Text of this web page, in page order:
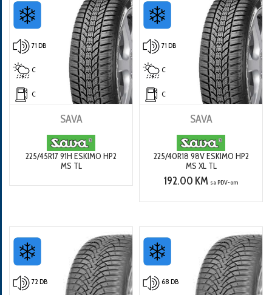
71 DB
C
C
SAVA
225/45R17 91H ESKIMO HP2
MS TL
71 DB
C
C
SAVA
225/40R18 98V ESKIMO HP2
MS XL TL
192.00 KM sa PDV-om
72 DB 68 DB